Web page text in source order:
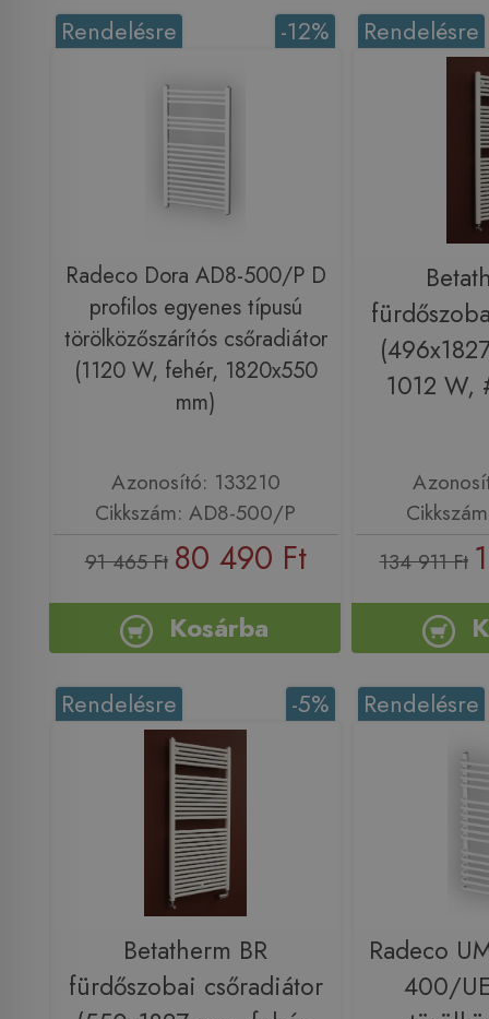
-12%
Rendelésre
Radeco Dora AD8-500/P D
profilos egyenes típusú
törölközőszárítós csőradiátor
(1120 W, fehér, 1820x550
mm)
Azonosító: 133210
Cikkszám: AD8-500/P
91 465 Ft 80 490 Ft
Kosárba
Rendelésre
1012 W,
134 911 Ft
-5%
Rendelésre
Betatherm BR
fürdőszobai csőradiátor
Rendelésre
Radeco
400/